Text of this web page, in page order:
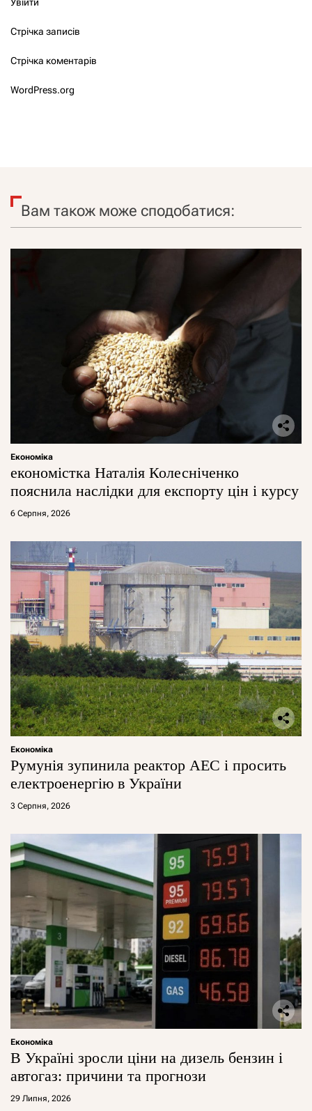
Стрічка записів
Стрічка коментарів
WordPress.org
Вам також може сподобатися:
Економіка
економістка Наталія Колесніченко
пояснила наслідки для експорту цін і курсу
6 Серпня, 2026
Економіка
Румунія зупинила реактор АЕС і просить
електроенергію в України
3 Серпня, 2026
Економіка
В Україні зросли ціни на дизель бензин і
автогаз: причини та прогнози
29 Липня, 2026